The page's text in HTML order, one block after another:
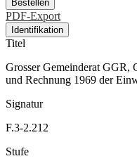
Bestellen
PDF-Export
Identifikation
Titel
Grosser Gemeinderat GGR,
und Rechnung 1969 der
Signatur
F.3-2.212
Stufe